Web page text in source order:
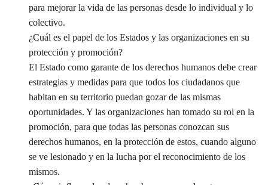
para mejorar la vida de las personas desde lo individual y lo
colectivo.
¿Cuál es el papel de los Estados y las organizaciones en su
protección y promoción?
El Estado como garante de los derechos humanos debe crear
estrategias y medidas para que todos los ciudadanos que
habitan en su territorio puedan gozar de las mismas
oportunidades. Y las organizaciones han tomado su rol en la
promoción, para que todas las personas conozcan sus
derechos humanos, en la protección de estos, cuando alguno
se ve lesionado y en la lucha por el reconocimiento de los
mismos.